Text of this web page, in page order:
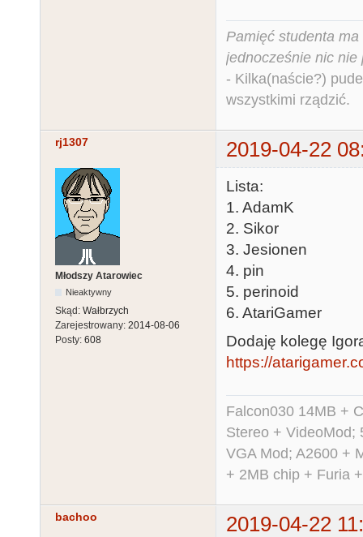
Pamięć studenta
jednocześnie nic nie
- Kilka(naście?)
wszystkimi rządzić.
rj1307 2019-04-22
Młodszy Atarowiec
Nieaktywny
Skąd: Wałbrzych
Zarejestrowany: 2014-08-06
Posty: 608
Lista:
1. AdamK
2. Sikor
3. Jesionen
4. pin
5. perinoid
6. AtariGamer
Dodaję kolegę
https://
Falcon030 14MB +
Stereo + VideoMod;
VGA Mod; A2600 +
+ 2MB chip + Furia
bachoo
2019-04-22